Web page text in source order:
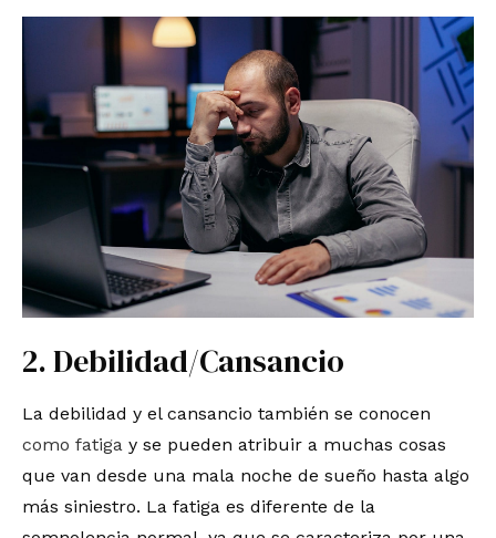
2. Debilidad/Cansancio
La debilidad y el cansancio también se conocen
como fatiga y se pueden atribuir a muchas cosas
que van desde una mala noche de sueño hasta algo
más siniestro. La fatiga es diferente de la